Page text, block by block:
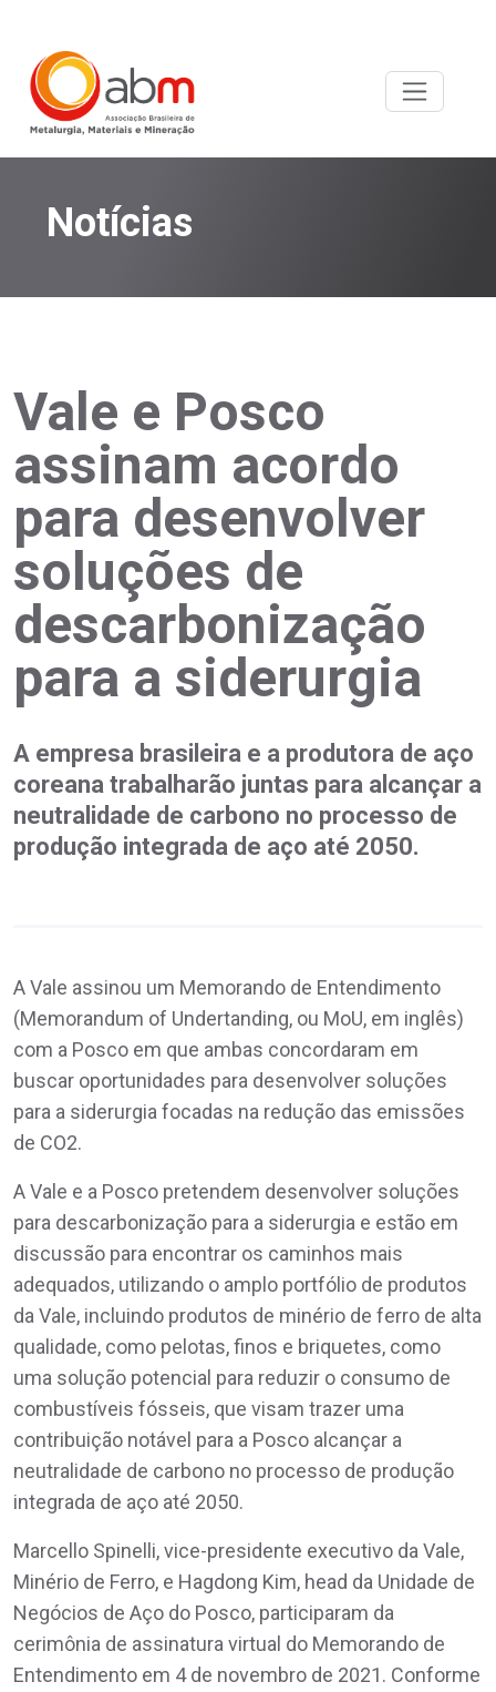
Notícias
Vale e Posco
assinam acordo
para desenvolver
soluções de
descarbonização
para a siderurgia
A empresa brasileira e a produtora de aço
coreana trabalharão juntas para alcançar a
neutralidade de carbono no processo de
produção integrada de aço até 2050.
A Vale assinou um Memorando de Entendimento
(Memorandum of Undertanding, ou MoU, em inglês)
com a Posco em que ambas concordaram em
buscar oportunidades para desenvolver soluções
para a siderurgia focadas na redução das emissões
de CO2.
A Vale e a Posco pretendem desenvolver soluções
para descarbonização para a siderurgia e estão em
discussão para encontrar os caminhos mais
adequados, utilizando o amplo portfólio de produtos
da Vale, incluindo produtos de minério de ferro de alta
qualidade, como pelotas, finos e briquetes, como
uma solução potencial para reduzir o consumo de
combustíveis fósseis, que visam trazer uma
contribuição notável para a Posco alcançar a
neutralidade de carbono no processo de produção
integrada de aço até 2050.
Marcello Spinelli, vice-presidente executivo da Vale,
Minério de Ferro, e Hagdong Kim, head da Unidade de
Negócios de Aço do Posco, participaram da
cerimônia de assinatura virtual do Memorando de
Entendimento em 4 de novembro de 2021. Conforme